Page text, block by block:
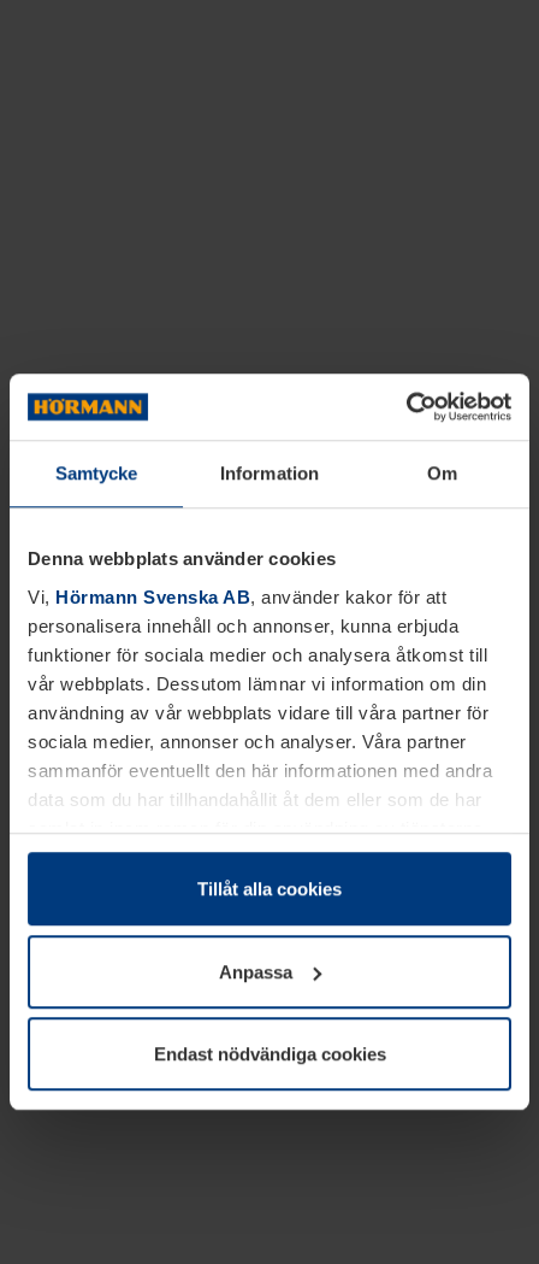
Samtycke Information Om
Denna webbplats använder cookies
Vi, Hörmann Svenska AB, använder kakor för att
personalisera innehåll och annonser, kunna erbjuda
funktioner för sociala medier och analysera åtkomst till
vår webbplats. Dessutom lämnar vi information om din
användning av vår webbplats vidare till våra partner för
sociala medier, annonser och analyser. Våra partner
sammanför eventuellt den här informationen med andra
data som du har tillhandahållit åt dem eller som de har
samlat in inom ramen för din användning av tjänsterna.
Juridiskt kan vi lagra kakor på din enhet, om de är
absolut nödvändiga för driften av den här webbplatsen.
godkännande kan du när som helst ändra eller återkalla i
informationen om kakor underDataskyddsförklaring
vår webbplats.
Tillåt alla cookies
Anpassa
Endast nödvändiga cookies